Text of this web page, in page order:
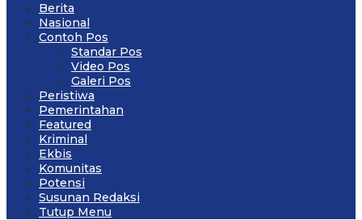
Berita
Nasional
Contoh Pos
Standar Pos
Video Pos
Galeri Pos
Peristiwa
Pemerintahan
Featured
Kriminal
Ekbis
Komunitas
Potensi
Susunan Redaksi
Tutup Menu